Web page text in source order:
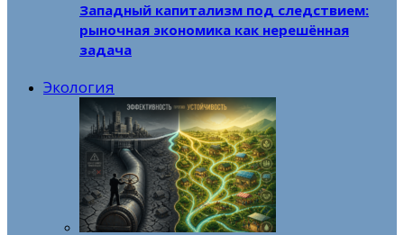
Западный капитализм под следствием:
рыночная экономика как нерешённая
задача
Экология